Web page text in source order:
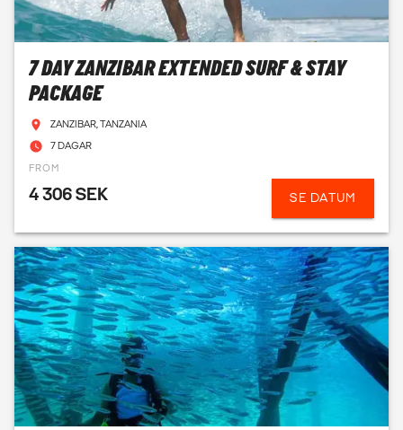
7 DAY ZANZIBAR EXTENDED SURF & STAY
PACKAGE
ZANZIBAR, TANZANIA
7 DAGAR
FROM
4 306 SEK SE DATUM